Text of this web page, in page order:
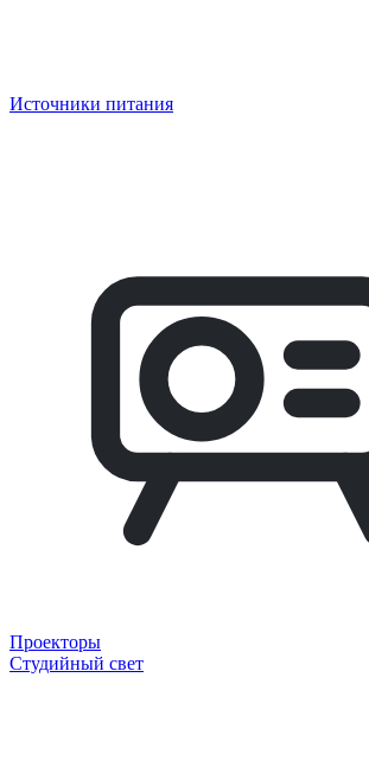
Источники питания
Проекторы
Студийный свет